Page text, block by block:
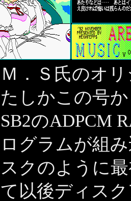
Ｍ．Ｓ氏のオ
たしかこの号
SB2のADPCM
ログラムが組
スクのように
て以後ディス